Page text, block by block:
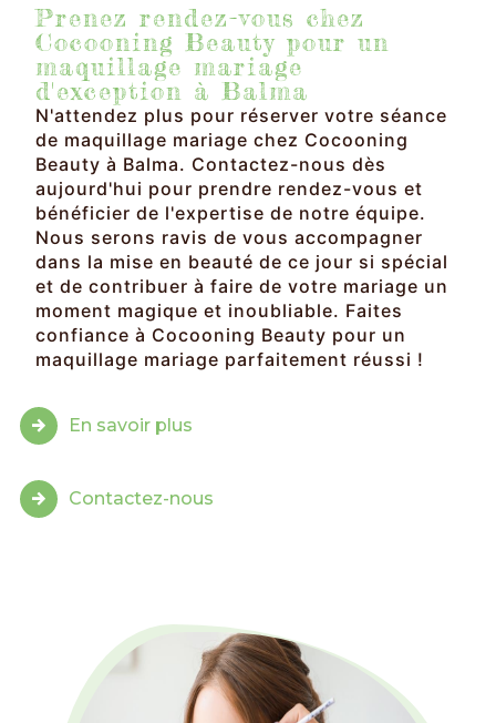
Prenez rendez-vous chez
Cocooning Beauty pour un
maquillage mariage
d'exception à Balma
N'attendez plus pour réserver votre séance
de maquillage mariage chez Cocooning
Beauty à Balma. Contactez-nous dès
aujourd'hui pour prendre rendez-vous et
bénéficier de l'expertise de notre équipe.
Nous serons ravis de vous accompagner
dans la mise en beauté de ce jour si spécial
et de contribuer à faire de votre mariage un
moment magique et inoubliable. Faites
confiance à Cocooning Beauty pour un
maquillage mariage parfaitement réussi !
En savoir plus
Contactez-nous